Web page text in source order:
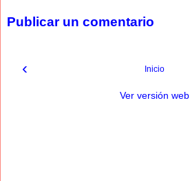
Publicar un comentario
‹ Inicio
Ver versión web